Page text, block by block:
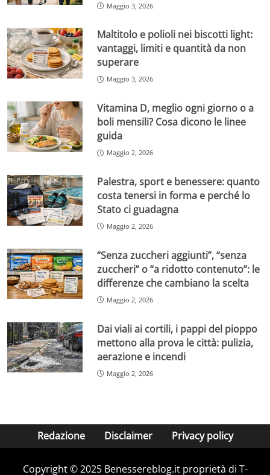
Maggio 3, 2026
Maltitolo e polioli nei biscotti light:
vantaggi, limiti e quantità da non
superare
Maggio 3, 2026
Vitamina D, meglio ogni giorno o a
boli mensili? Cosa dicono le linee
guida
Maggio 2, 2026
Palestra, sport e benessere: quanto
costa tenersi in forma e perché lo
Stato ci guadagna
Maggio 2, 2026
“Senza zuccheri aggiunti”, “senza
zuccheri” o “a ridotto contenuto”: le
differenze che cambiano la scelta
Maggio 2, 2026
Dai viali ai cortili, i pappi del pioppo
mettono alla prova le città: pulizia,
aerazione e incendi
Maggio 2, 2026
Redazione Disclaimer Privacy policy
Copyright © 2025 Benessereblog.it proprietà di T-